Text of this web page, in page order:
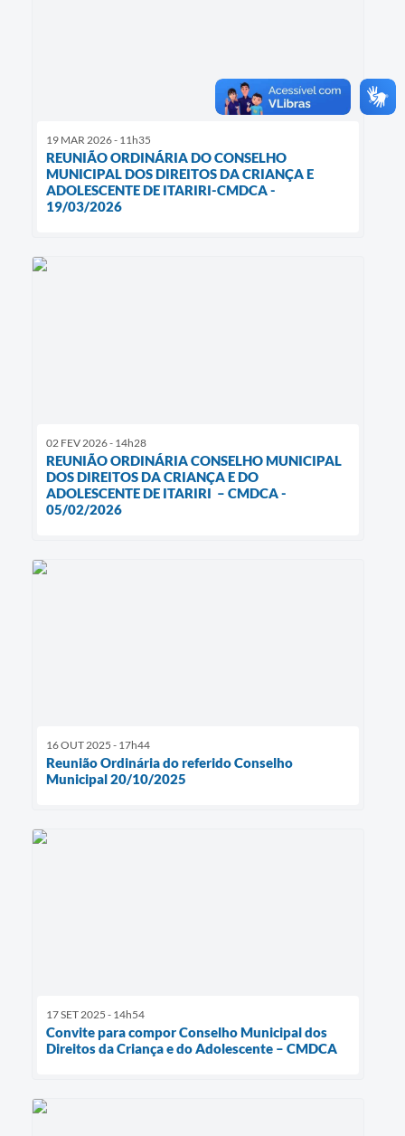
19 MAR 2026 - 11h35
REUNIÃO ORDINÁRIA DO CONSELHO
MUNICIPAL DOS DIREITOS DA CRIANÇA E
ADOLESCENTE DE ITARIRI-CMDCA -
19/03/2026
02 FEV 2026 - 14h28
REUNIÃO ORDINÁRIA CONSELHO MUNICIPAL
DOS DIREITOS DA CRIANÇA E DO
ADOLESCENTE DE ITARIRI – CMDCA -
05/02/2026
16 OUT 2025 - 17h44
Reunião Ordinária do referido Conselho
Municipal 20/10/2025
17 SET 2025 - 14h54
Convite para compor Conselho Municipal dos
Direitos da Criança e do Adolescente – CMDCA